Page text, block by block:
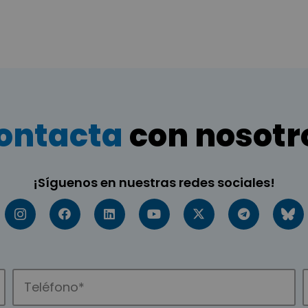
con
¡Síguenos en nuestras redes sociales!